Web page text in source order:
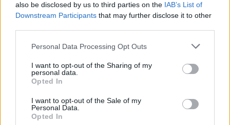
also be disclosed by us to third parties on the IAB’s List of
Downstream Participants that may further disclose it to other
Please note that this website/app uses one or more Google
not limited to your visit or usage behaviour. You may click to
grant or deny consent to Google and its third-party tags to
use your data for below specified purposes in below Google
consent section.
Personal Data Processing Opt Outs
I want to opt-out of the Sharing of my
personal data.
Opted In
I want to opt-out of the Sale of my
Personal Data.
Opted In
Σχολίασε εδώ
2000 /2000